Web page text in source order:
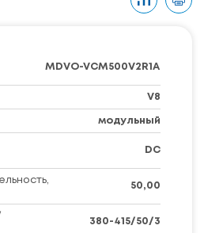
MDVO-VCM500V2R1A
V8
модульный
DC
50,00
380-415/50/3